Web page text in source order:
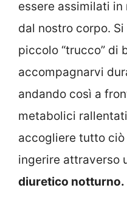
essere assimilati
dal nostro corpo.
piccolo “trucco” di
accompagnarvi
andando così a
metabolici
accogliere tutto
ingerire attraverso
diuretico notturno.